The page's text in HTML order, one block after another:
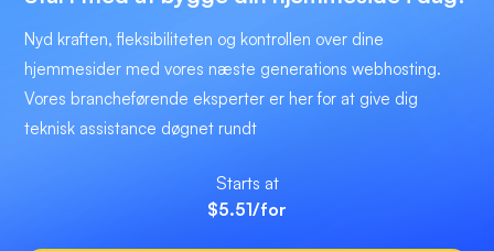
Nyd kraften, fleksibiliteten og kontrollen over dine
hjemmesider med vores næste generations webhosting.
Vores brancheførende eksperter er her for at give dig
teknisk assistance døgnet rundt
Starts at
$5.51/for